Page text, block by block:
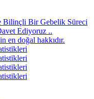
Bir Gebelik Süreci
Ediyoruz ..
en doğal hakkıdır.